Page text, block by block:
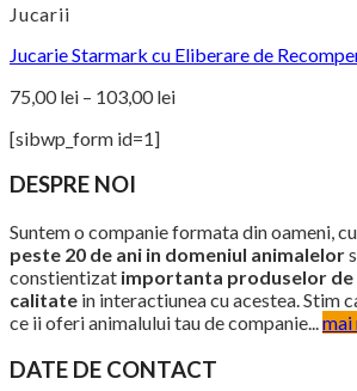
Jucarii
Jucarie Starmark cu Eliberare de
75,00lei – 103,00leiInterval
103,00 lei
[sibwp_form id=1]
DESPRE NOI
Suntem o companie formata din oameni, cu
peste 20 de ani in domeniul animalelor
constientizat importanta produselor de
calitate in interactiunea cu acestea. Stim
ce ii oferi animalului tau de companie...mai
DATE DE CONTACT